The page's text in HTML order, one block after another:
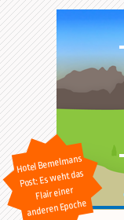
Hotel Bemelmans
Post: Es weht das
Flair einer
anderen Epoche